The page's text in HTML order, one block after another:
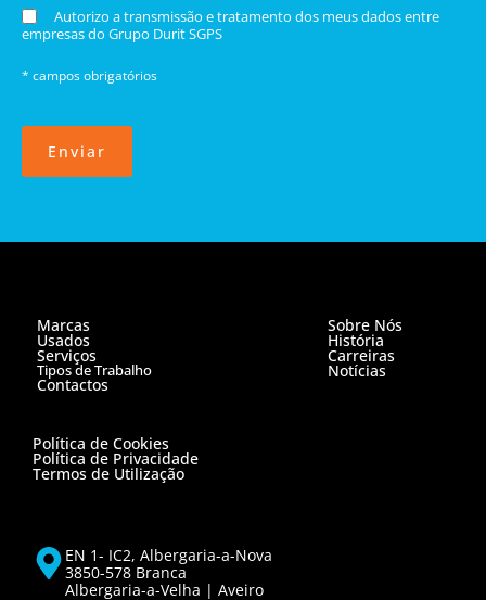
Autorizo a transmissão e tratamento dos meus dados entre
empresas do Grupo Durit SGPS
* campos obrigatórios
Enviar
Marcas
Usados
Serviços
Tipos de Trabalho
Contactos
Sobre Nós
História
Carreiras
Notícias
Política de Cookies
Política de Privacidade
Termos de Utilização
EN 1- IC2, Albergaria-a-Nova
3850-578 Branca
Albergaria-a-Velha | Aveiro